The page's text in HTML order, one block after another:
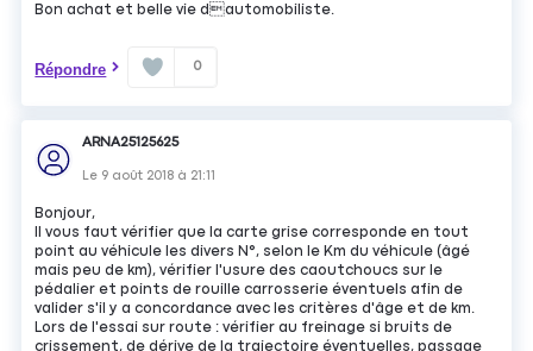
Bon achat et belle vie dautomobiliste.
Répondre 0
ARNA25125625
Le 9 août 2018 à 21:11
Bonjour,
Il vous faut vérifier que la carte grise corresponde en tout
point au véhicule les divers N°, selon le Km du véhicule (âgé
mais peu de km), vérifier l'usure des caoutchoucs sur le
pédalier et points de rouille carrosserie éventuels afin de
valider s'il y a concordance avec les critères d'âge et de km.
Lors de l'essai sur route : vérifier au freinage si bruits de
crissement, de dérive de la trajectoire éventuelles, passage